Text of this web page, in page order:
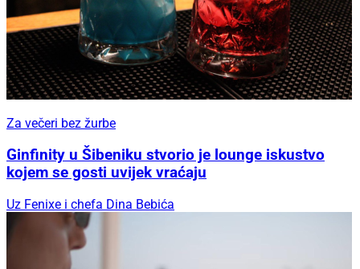
Za večeri bez žurbe
Ginfinity u Šibeniku stvorio je lounge iskustvo
kojem se gosti uvijek vraćaju
Uz Fenixe i chefa Dina Bebića